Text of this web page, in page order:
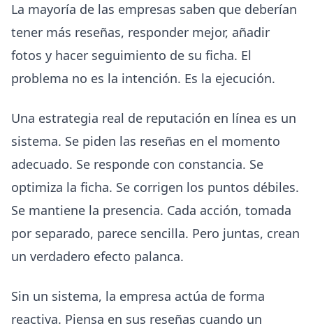
La mayoría de las empresas saben que deberían
tener más reseñas, responder mejor, añadir
fotos y hacer seguimiento de su ficha. El
problema no es la intención. Es la ejecución.
Una estrategia real de reputación en línea es un
sistema. Se piden las reseñas en el momento
adecuado. Se responde con constancia. Se
optimiza la ficha. Se corrigen los puntos débiles.
Se mantiene la presencia. Cada acción, tomada
por separado, parece sencilla. Pero juntas, crean
un verdadero efecto palanca.
Sin un sistema, la empresa actúa de forma
reactiva. Piensa en sus reseñas cuando un